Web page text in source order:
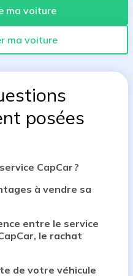
ma voiture
ma voiture
posées
CapCar ?
à vendre sa
entre le service
le rachat
de votre véhicule